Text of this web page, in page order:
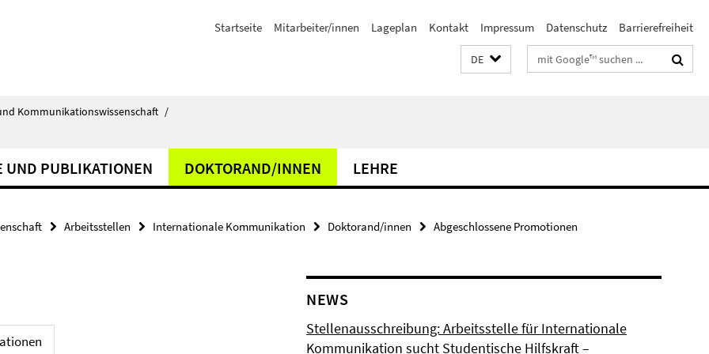
Startseite Mitarbeiter/innen Lageplan Kontakt Impressum Datenschutz Barrierefreiheit
DE Suchbegriffe
Kommunikationswissenschaft /
UND PUBLIKATIONEN DOKTORAND/INNEN LEHRE
Arbeitsstellen Internationale Kommunikation Doktorand/innen Abgeschlossene Promotionen
NEWS
Stellenausschreibung: Arbeitsstelle für Internationale
Kommunikation sucht Studentische Hilfskraft –